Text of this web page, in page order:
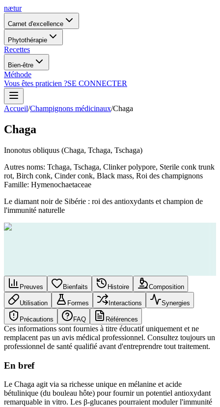
nætur
Carnet d'excellence
Phytothérapie
Recettes
Bien-être
Méthode
Vous êtes praticien ?SE CONNECTER
Accueil/Champignons médicinaux/Chaga
Chaga
Inonotus obliquus (Chaga, Tchaga, Tschaga)
Autres noms: Tchaga, Tschaga, Clinker polypore, Sterile conk trunk
rot, Birch conk, Cinder conk, Black mass, Roi des champignons
Famille: Hymenochaetaceae
Le diamant noir de Sibérie : roi des antioxydants et champion de
l'immunité naturelle
Preuves Bienfaits Histoire Composition
Utilisation Formes Interactions Synergies
Précautions FAQ Références
Ces informations sont fournies à titre éducatif uniquement et ne
remplacent pas un avis médical professionnel. Consultez toujours un
professionnel de santé qualifié avant d'entreprendre tout traitement.
En bref
Le Chaga agit via sa richesse unique en mélanine et acide
bétulinique (du bouleau hôte) pour fournir un potentiel antioxydant
remarquable in vitro. Les β-glucanes pourraient moduler l'immunité